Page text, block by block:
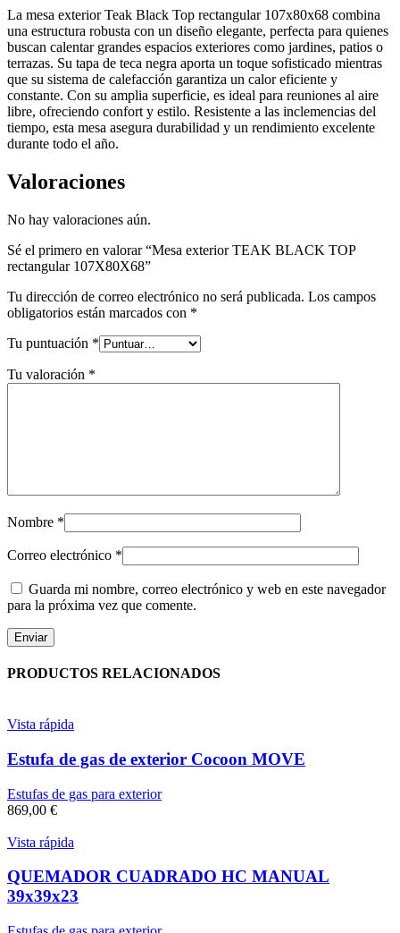
La mesa exterior Teak Black Top rectangular 107x80x68 combina
una estructura robusta con un diseño elegante, perfecta para quienes
buscan calentar grandes espacios exteriores como jardines, patios o
terrazas. Su tapa de teca negra aporta un toque sofisticado mientras
que su sistema de calefacción garantiza un calor eficiente y
constante. Con su amplia superficie, es ideal para reuniones al aire
libre, ofreciendo confort y estilo. Resistente a las inclemencias del
tiempo, esta mesa asegura durabilidad y un rendimiento excelente
durante todo el año.
Valoraciones
No hay valoraciones aún.
Sé el primero en valorar “Mesa exterior TEAK BLACK TOP
rectangular 107X80X68”
Tu dirección de correo electrónico no será publicada. Los campos
obligatorios están marcados con *
Tu puntuación *
Tu valoración *
Nombre *
Correo electrónico *
Guarda mi nombre, correo electrónico y web en este navegador
para la próxima vez que comente.
PRODUCTOS RELACIONADOS
Vista rápida
Estufa de gas de exterior Cocoon MOVE
Estufas de gas para exterior
869,00 €
Vista rápida
QUEMADOR CUADRADO HC MANUAL
39x39x23